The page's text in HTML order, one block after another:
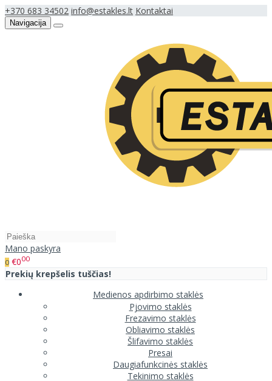
+370 683 34502 info@estakles.lt Kontaktai
Navigacija
Mano paskyra
0 €000
Prekių krepšelis tuščias!
Medienos apdirbimo staklės
Pjovimo staklės
Frezavimo staklės
Obliavimo staklės
Šlifavimo staklės
Presai
Daugiafunkcinės staklės
Tekinimo staklės